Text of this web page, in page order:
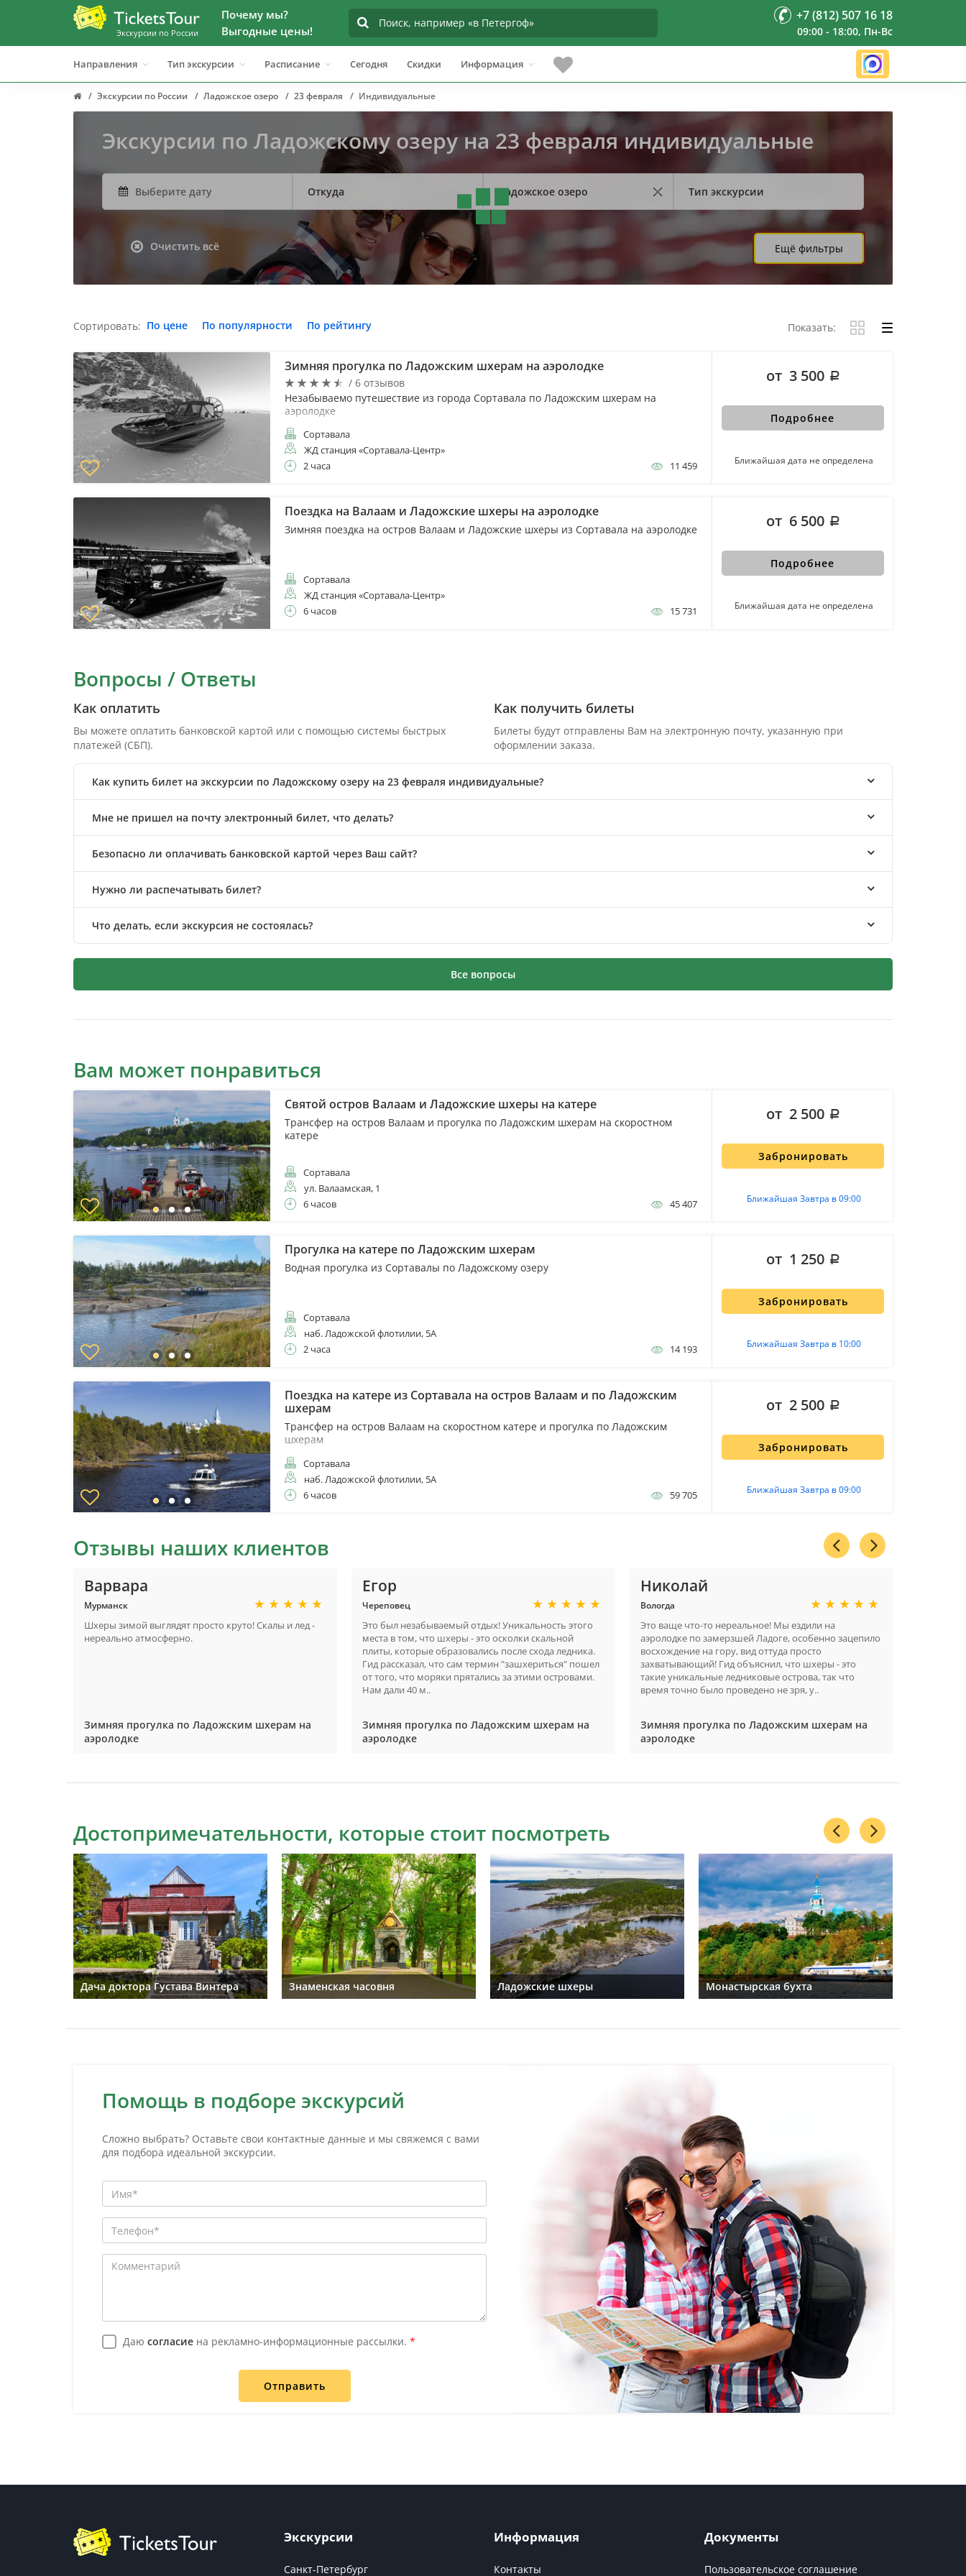
Экскурсии по России
Почему мы?
Выгодные цены!
+7 (812) 507 16 18
09:00 - 18:00, Пн-Вс
Направления Тип экскурсии Расписание Сегодня Скидки Информация
Экскурсии по России Ладожское озеро 23 февраля Индивидуальные
Экскурсии по Ладожскому озеру на 23 февраля индивидуальные
Откуда Ладожское озеро Тип экскурсии
Очистить всё Ещё фильтры
Сортировать: По цене По популярности По рейтингу Показать:
Зимняя прогулка по Ладожским шхерам на аэролодке
/ 6 отзывов
Незабываемо путешествие из города Сортавала по Ладожским шхерам на
аэролодке
Сортавала
ЖД станция «Сортавала-Центр»
2 часа
11 459
Подробнее
Ближайшая дата не определена
от 3 500
Поездка на Валаам и Ладожские шхеры на аэролодке
Зимняя поездка на остров Валаам и Ладожские шхеры из Сортавала на аэролодке
Сортавала
ЖД станция «Сортавала-Центр»
6 часов
15 731
Подробнее
Ближайшая дата не определена
от 6 500
Вопросы / Ответы
Как оплатить
Вы можете оплатить банковской картой или с помощью системы быстрых
платежей (СБП).
Как получить билеты
Билеты будут отправлены Вам на электронную почту, указанную при
оформлении заказа.
Как купить билет на экскурсии по Ладожскому озеру на 23 февраля индивидуальные?
Мне не пришел на почту электронный билет, что делать?
Безопасно ли оплачивать банковской картой через Ваш сайт?
Нужно ли распечатывать билет?
Что делать, если экскурсия не состоялась?
Все вопросы
Вам может понравиться
Святой остров Валаам и Ладожские шхеры на катере
Трансфер на остров Валаам и прогулка по Ладожским шхерам на скоростном
катере
Сортавала
ул. Валаамская, 1
6 часов
45 407
Забронировать
Ближайшая Завтра в 09:00
от 2 500
Прогулка на катере по Ладожским шхерам
Водная прогулка из Сортавалы по Ладожскому озеру
Сортавала
наб. Ладожской флотилии, 5А
2 часа
14 193
Забронировать
Ближайшая Завтра в 10:00
от 1 250
Поездка на катере из Сортавала на остров Валаам и по Ладожским
шхерам
Трансфер на остров Валаам на скоростном катере и прогулка по Ладожским
шхерам
Сортавала
наб. Ладожской флотилии, 5А
6 часов
59 705
Забронировать
Ближайшая Завтра в 09:00
от 2 500
Отзывы наших клиентов
Варвара
Мурманск
Шхеры зимой выглядят просто круто! Скалы и лед -
нереально атмосферно.
Зимняя прогулка по Ладожским шхерам на
аэролодке
Егор
Череповец
Это был незабываемый отдых! Уникальность этого
места в том, что шхеры - это осколки скальной
плиты, которые образовались после схода ледника.
Гид рассказал, что сам термин "зашхериться" пошел
от того, что моряки прятались за этими островами.
Нам дали 40 м..
Зимняя прогулка по Ладожским шхерам на
аэролодке
Николай
Вологда
Это ваще что-то нереальное! Мы ездили на
аэролодке по замерзшей Ладоге, особенно зацепило
восхождение на гору, вид оттуда просто
захватывающий! Гид объяснил, что шхеры - это
такие уникальные ледниковые острова, так что
время точно было проведено не зря, у..
Зимняя прогулка по Ладожским шхерам на
аэролодке
Достопримечательности, которые стоит посмотреть
Дача доктора Густава Винтера Знаменская часовня Ладожские шхеры Монастырская бухта
Помощь в подборе экскурсий
Сложно выбрать? Оставьте свои контактные данные и мы свяжемся с вами
для подбора идеальной экскурсии.
Даю согласие на рекламно-информационные рассылки. *
Отправить
Экскурсии
Санкт-Петербург
Информация
Контакты
Документы
Пользовательское соглашение